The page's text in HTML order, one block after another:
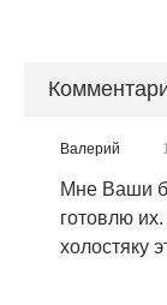
Валерий
Мне Ваши
готовлю
холостяку